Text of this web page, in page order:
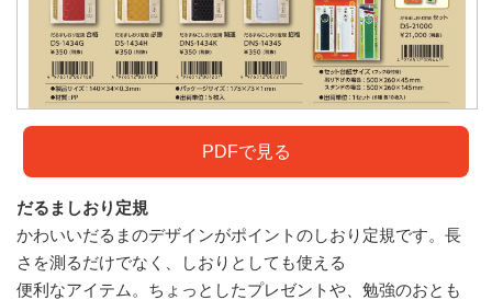
PDFで見る
だるましおり定規
かわいいだるまのデザインがポイントのしおり定規です。長
さを測るだけでなく、しおりとしても使える
便利なアイテム。ちょっとしたプレゼントや、勉強のおとも